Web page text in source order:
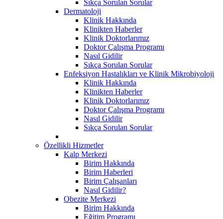
Sıkça Sorulan Sorular
Dermatoloji
Klinik Hakkında
Klinikten Haberler
Klinik Doktorlarımız
Doktor Çalışma Programı
Nasıl Gidilir
Sıkça Sorulan Sorular
Enfeksiyon Hastalıkları ve Klinik Mikrobiyoloji
Klinik Hakkında
Klinikten Haberler
Klinik Doktorlarımız
Doktor Çalışma Programı
Nasıl Gidilir
Sıkça Sorulan Sorular
Özellikli Hizmetler
Kalp Merkezi
Birim Hakkında
Birim Haberleri
Birim Çalışanları
Nasıl Gidilir?
Obezite Merkezi
Birim Hakkında
Eğitim Programı